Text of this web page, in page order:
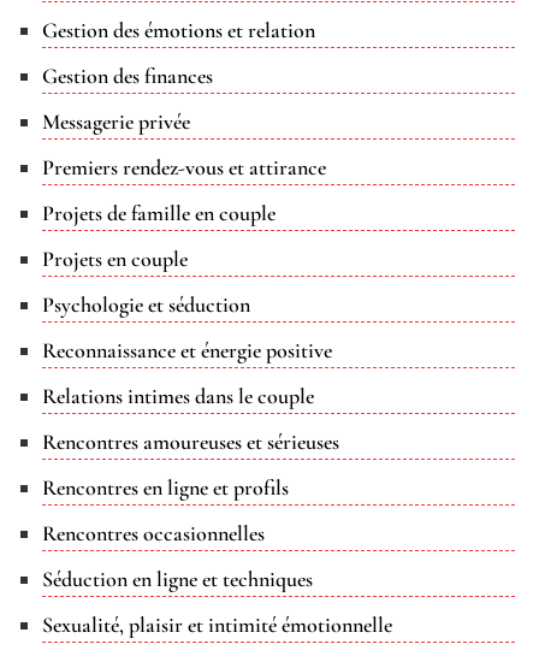
Gestion des émotions et relation
Gestion des finances
Messagerie privée
Premiers rendez-vous et attirance
Projets de famille en couple
Projets en couple
Psychologie et séduction
Reconnaissance et énergie positive
Relations intimes dans le couple
Rencontres amoureuses et sérieuses
Rencontres en ligne et profils
Rencontres occasionnelles
Séduction en ligne et techniques
Sexualité, plaisir et intimité émotionnelle